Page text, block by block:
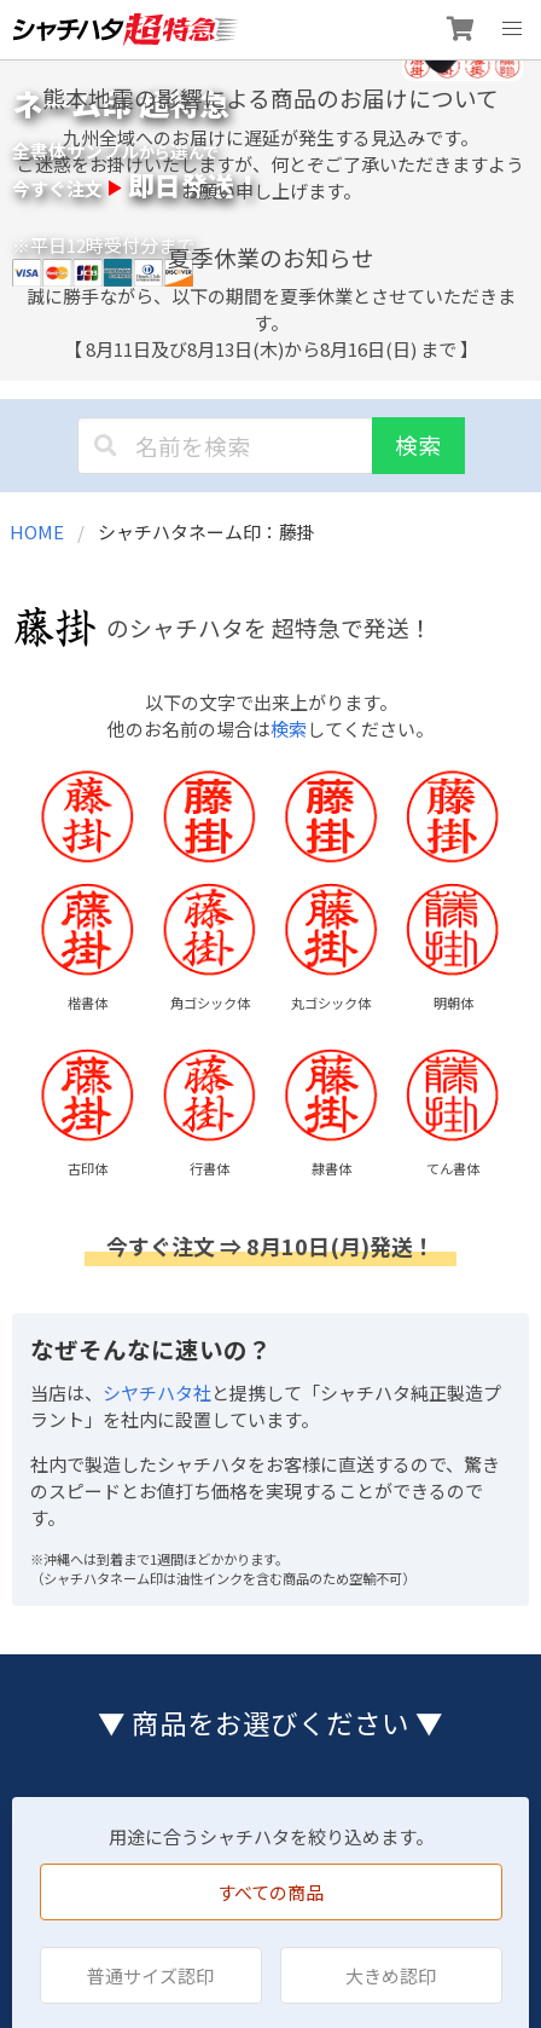
to
content
ネーム印 超特急
全書体サンプルから選んで
今すぐ注文 即日発送！
※平日12時受付分まで
熊本地震の影響による商品のお届けについて
九州全域へのお届けに遅延が発生する見込みです。
ご迷惑をお掛けいたしますが、何とぞご了承いただきますよう
お願い申し上げます。
夏季休業のお知らせ
誠に勝手ながら、以下の期間を夏季休業とさせていただきま
す。
【 8月11日及び8月13日(木)から8月16日(日) まで 】
検索
HOME シャチハタネーム印：藤掛
のシャチハタを 超特急で発送！
以下の文字で出来上がります。
他のお名前の場合は検索してください。
楷書体 角ゴシック体 丸ゴシック体 明朝体
古印体 行書体 隷書体 てん書体
今すぐ注文 ⇒ 8月10日(月)発送！
なぜそんなに速いの？
当店は、 シヤチハタ社と提携して「シャチハタ純正製造プ
ラント」を社内に設置しています。
社内で製造したシャチハタをお客様に直送するので、驚き
のスピードとお値打ち価格を実現することができるので
す。
※沖縄へは到着まで1週間ほどかかります。
（シャチハタネーム印は油性インクを含む商品のため空輸不可）
▼ 商品をお選びください ▼
用途に合うシャチハタを絞り込めます。
すべての商品
普通サイズ認印 大きめ認印